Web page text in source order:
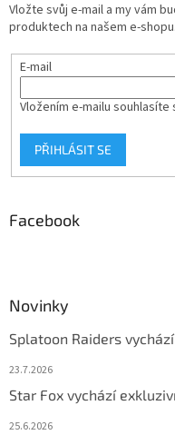
Vložte svůj e-mail a my vám
produktech na našem e-shopu.
E-mail
Vložením e-mailu souhlasíte
PŘIHLÁSIT SE
Facebook
Novinky
Splatoon Raiders
23.7.2026
Star Fox vychází
25.6.2026